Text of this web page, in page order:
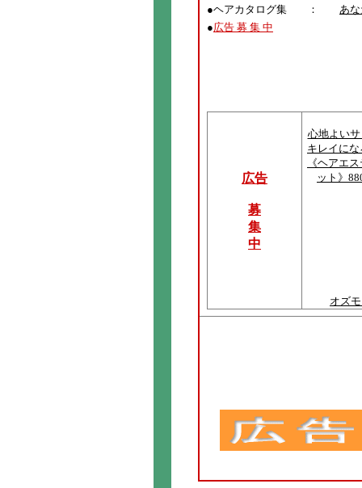
●ヘアカタログ集 ： あ
●広告 募 集 中
広告
募
集
中
心地よい
キレイに
《ヘアエ
ット》
オズ